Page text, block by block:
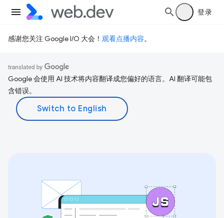
登录
感谢您关注 Google I/O 大会！ 观看点播内容。
Google 会使用 AI 技术将内容翻译成您偏好的语言。AI 翻译可能包
含错误。